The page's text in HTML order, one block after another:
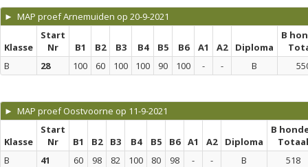
► MAP proef Arnemuiden op 20-9-2021
Klasse
Start
Nr
B1 B2 B3 B4 B5 B6 A1 A2 Diploma
B
B
28 100 60 100 100 90 100 - - B
► MAP proef Oostvoorne op 11-9-2021
Klasse
Start
Nr
B1 B2 B3 B4 B5 B6 A1 A2 Diploma
B
Totaal
B
41 60 98 82 100 80 98 - - B 518